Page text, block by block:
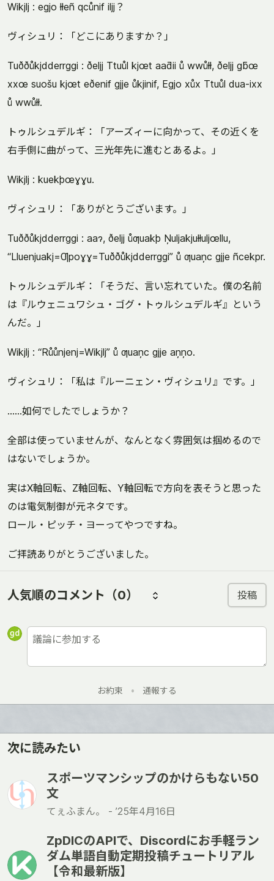
Wikjlj : egjo łłeñ qcůnif iljj？
ヴィシュリ：「どこにありますか？」
Tuððůkjdderrggi : ðeljj Ttuůl kjœt aaƌii ů wwůłł, ðeljj gƃœ
xxœ suošu kjœt eðenif gjje ůkjinif, Egjo xůx Ttuůl dua-ixx
ů wwůłł.
トゥルシュデルギ：「アーズィーに向かって、その近くを
右手側に曲がって、三光年先に進むとあるよ。」
Wikjlj : kuekþœɣɣu.
ヴィシュリ：「ありがとうございます。」
Tuððůkjdderrggi : aaɂ, ðeljj ůƣuakþ Ņuljakjułłuljœllu,
“Lluenjuakj=Ƣpoɣɣ=Tuððůkjdderrggi” ů ƣuaņc gjje ñcekpr.
トゥルシュデルギ：「そうだ、言い忘れていた。僕の名前
は『ルウェニュワシュ・ゴグ・トゥルシュデルギ』という
んだ。」
Wikjlj : “Růůnjenj=Wikjlj” ů ƣuaņc gjje aņņo.
ヴィシュリ：「私は『ルーニェン・ヴィシュリ』です。」
……如何でしたでしょうか？
全部は使っていませんが、なんとなく雰囲気は掴めるので
はないでしょうか。
実はX軸回転、Z軸回転、Y軸回転で方向を表そうと思った
のは電気制御が元ネタです。
ロール・ピッチ・ヨーってやつですね。
ご拝読ありがとうございました。
人気順のコメント （0） 投稿
お約束 • 通報する
次に読みたい
スポーツマンシップのかけらもない50
文
てぇふまん。 - ’25年4月16日
ZpDICのAPIで、Discordにお手軽ラン
ダム単語自動定期投稿チュートリアル
【令和最新版】